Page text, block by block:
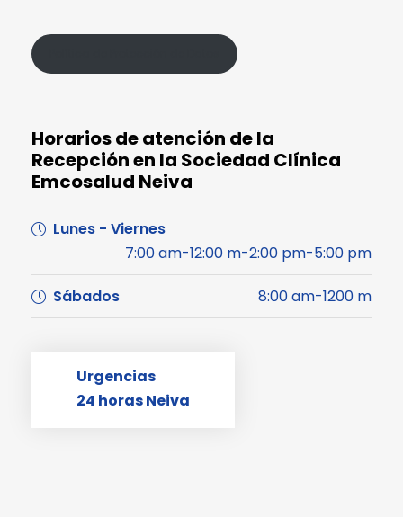
Horarios de atención de la
Recepción en la Sociedad Clínica
Emcosalud Neiva
Lunes - Viernes
7:00 am-12:00 m-2:00 pm-5:00 pm
Sábados 8:00 am-1200 m
Urgencias
24 horas Neiva